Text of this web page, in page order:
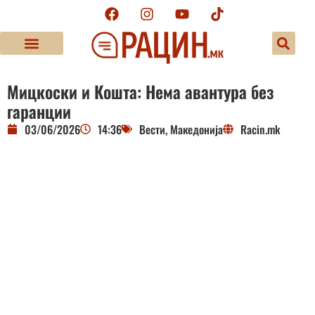
Мицкоски и Кошта: Нема авантура без
гаранции
03/06/2026 14:36 Вести, Македонија Racin.mk